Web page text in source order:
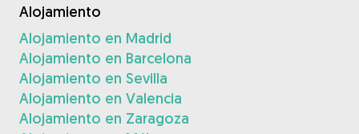
Alojamiento
Alojamiento en Madrid
Alojamiento en Barcelona
Alojamiento en Sevilla
Alojamiento en Valencia
Alojamiento en Zaragoza